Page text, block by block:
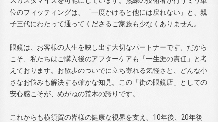
位のフィッティングは、「一度かけると他には戻れない」と、親
子三代にわたって通ってくださるご家族も少なくありません。
眼鏡は、お客様の人生を映し出す大切なパートナーです。だから
こそ、私たちはご購入後のアフターケアも「一生涯の責任」と考
えております。お散歩のついでに立ち寄れる気軽さと、どんな小
さなお悩みも解決する確かな知見。この「街の眼鏡店」としての
安心感こそが、めがねの荒木の誇りです。
これからも横須賀の皆様の健康な視界を支え、10年後、20年後